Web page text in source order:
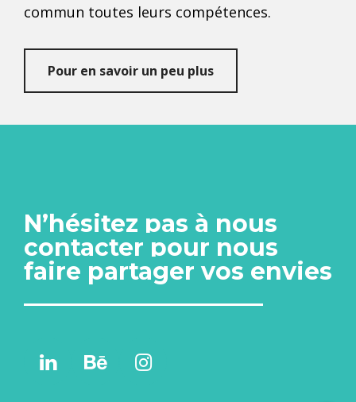
commun toutes leurs compétences.
Pour en savoir un peu plus
N’hésitez pas à nous
contacter pour nous
faire partager vos envies